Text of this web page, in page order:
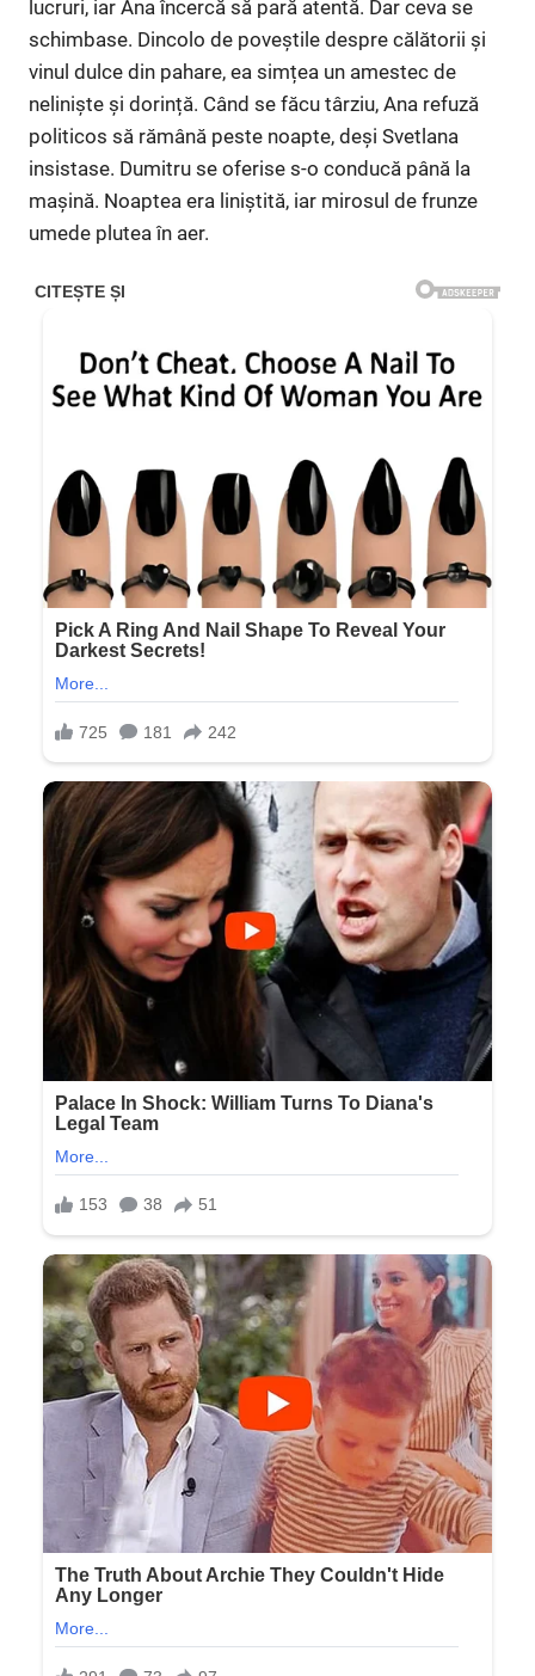
lucruri, iar Ana încercă să pară atentă. Dar ceva se
schimbase. Dincolo de poveștile despre călătorii și
vinul dulce din pahare, ea simțea un amestec de
neliniște și dorință. Când se făcu târziu, Ana refuză
politicos să rămână peste noapte, deși Svetlana
insistase. Dumitru se oferise s-o conducă până la
mașină. Noaptea era liniștită, iar mirosul de frunze
umede plutea în aer.